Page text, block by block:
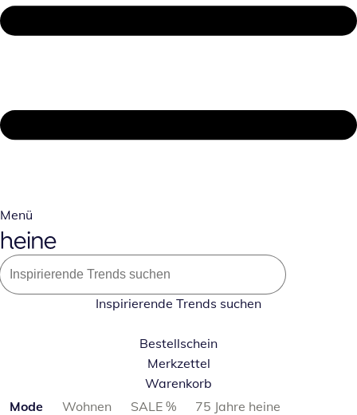
Menü
Inspirierende Trends suchen
Bestellschein
Merkzettel
Warenkorb
Produktkategorien überspringen
Mode Wohnen SALE %
75 Jahre heine